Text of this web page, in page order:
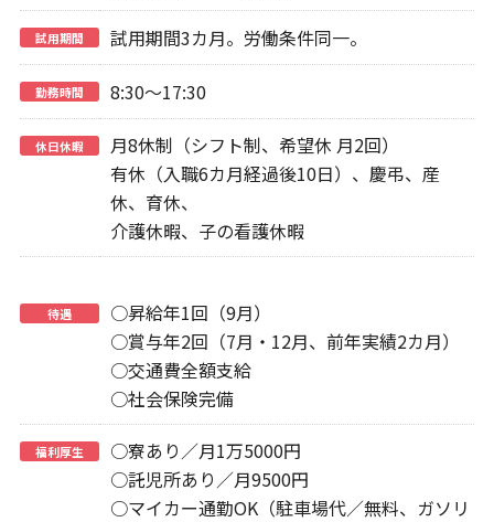
試用期間 試用期間3カ月。労働条件同一。
勤務時間 8:30～17:30
休日休暇
月8休制（シフト制、希望休 月2回）
有休（入職6カ月経過後10日）、慶弔、産
休、育休、
介護休暇、子の看護休暇
待遇
○昇給年1回（9月）
○賞与年2回（7月・12月、前年実績2カ月）
○交通費全額支給
○社会保険完備
福利厚生
○寮あり／月1万5000円
○託児所あり／月9500円
○マイカー通勤OK（駐車場代／無料、ガソリ